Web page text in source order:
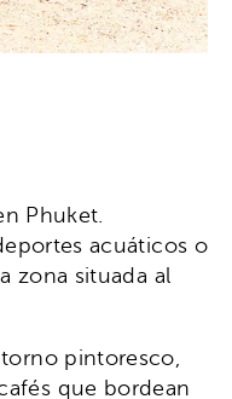
Phuket.
acuáticos o
zona situada al
pintoresco,
que bordean